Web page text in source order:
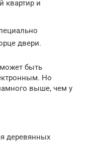
квартир и
двери.
быть
Но
выше, чем у
деревянных